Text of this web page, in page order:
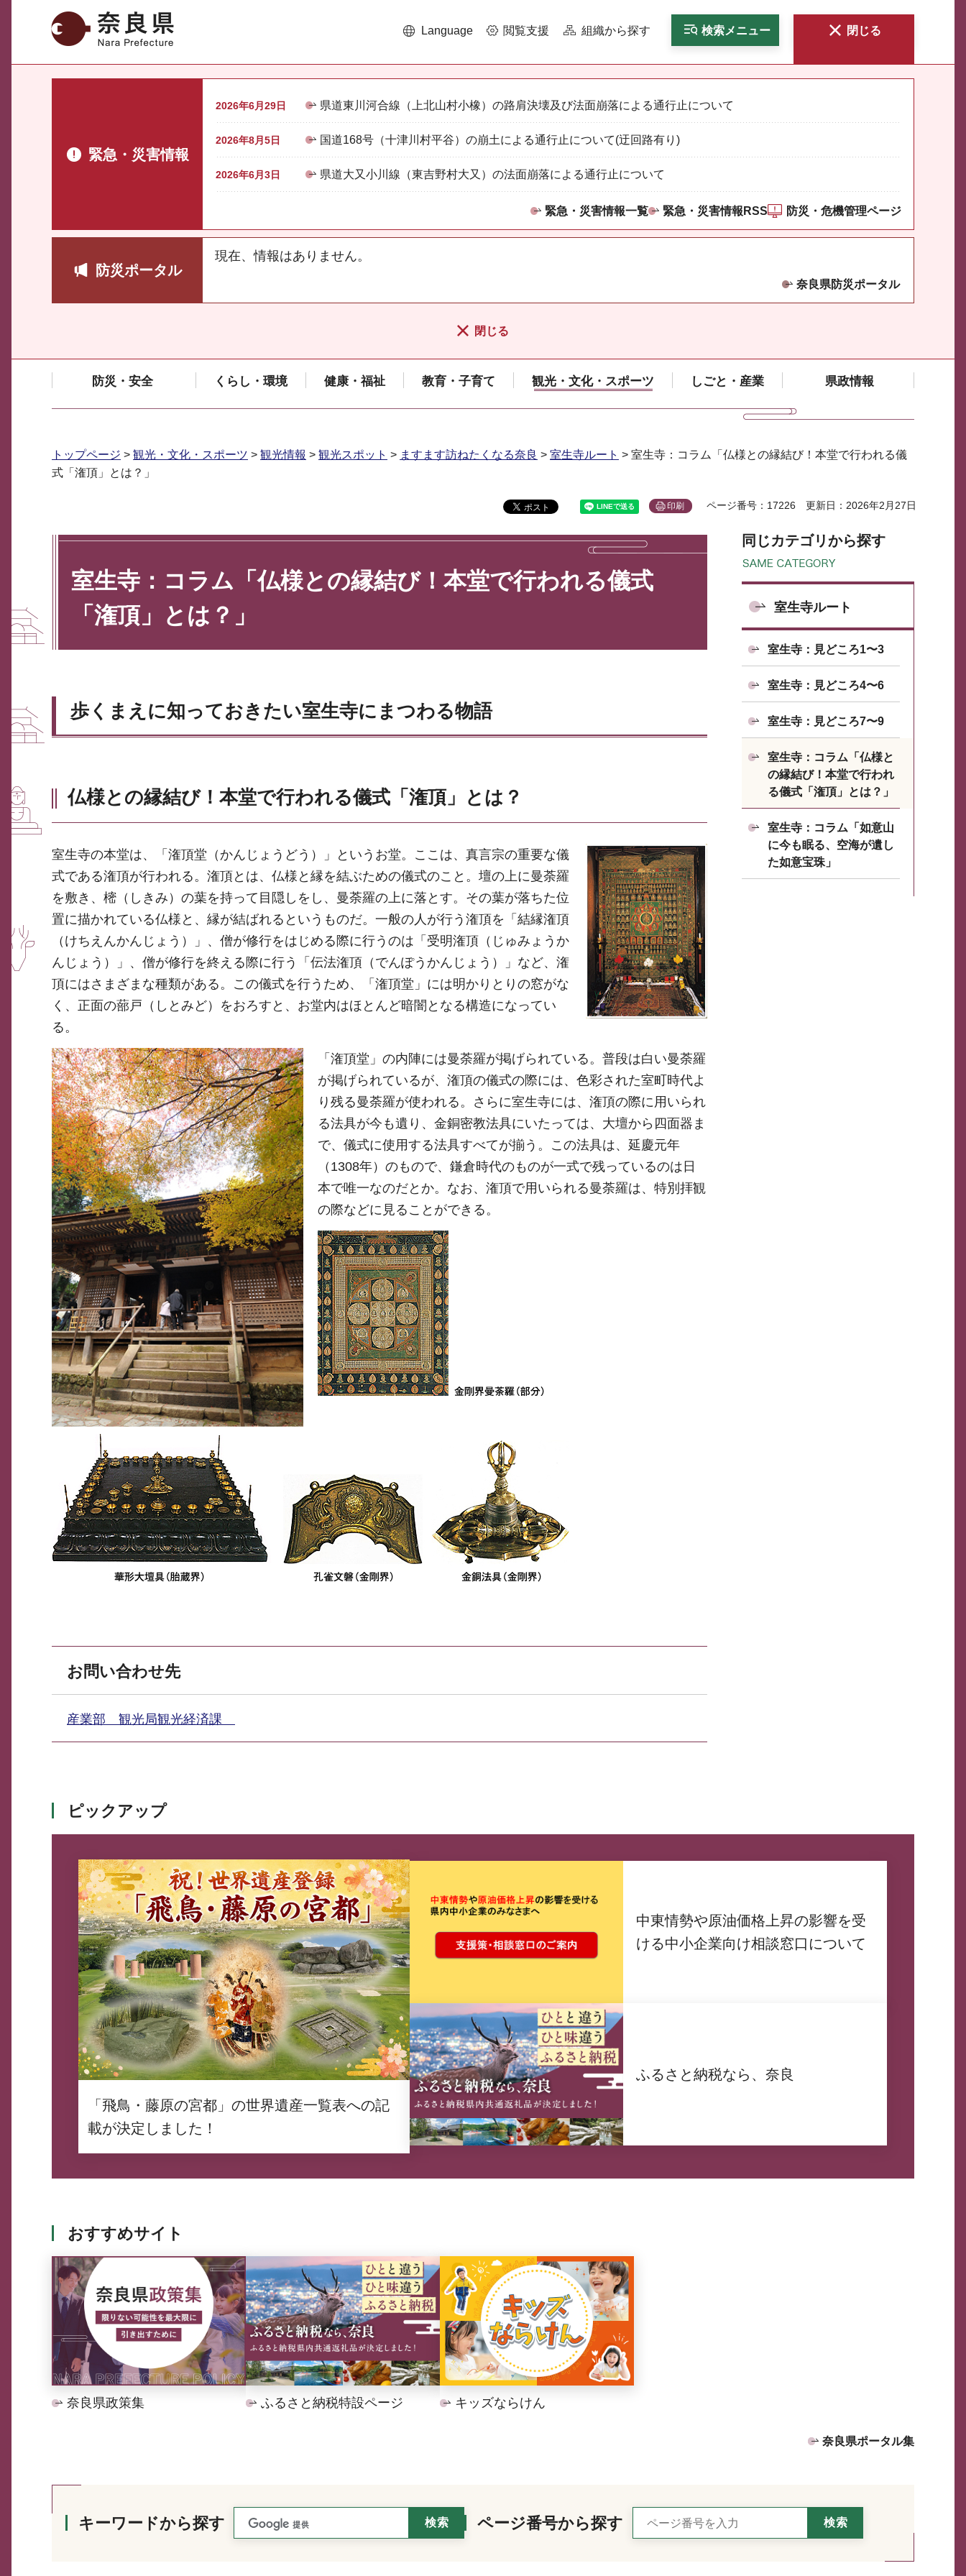
奈良県 Language 閲覧支援 組織から探す 検索メニュー 閉じる
緊急・災害情報
2026年6月29日 県道東川河合線（上北山村小橡）の路肩決壊及び法面崩落による通行止について
2026年8月5日 国道168号（十津川村平谷）の崩土による通行止について(迂回路有り)
2026年6月3日 県道大又小川線（東吉野村大又）の法面崩落による通行止について
緊急・災害情報一覧 緊急・災害情報RSS 防災・危機管理ページ
防災ポータル
現在、情報はありません。
奈良県防災ポータル
閉じる
防災・安全 くらし・環境 健康・福祉 教育・子育て 観光・文化・スポーツ しごと・産業 県政情報
トップページ > 観光・文化・スポーツ > 観光情報 > 観光スポット > ますます訪ねたくなる奈良 > 室生寺ルート > 室生寺：コラム「仏様との縁結び！本堂で行われる儀
式「潅頂」とは？」
印刷 ページ番号：17226 更新日：2026年2月27日
室生寺：コラム「仏様との縁結び！本堂で行われる儀式
「潅頂」とは？」
歩くまえに知っておきたい室生寺にまつわる物語
仏様との縁結び！本堂で行われる儀式「潅頂」とは？
室生寺の本堂は、「潅頂堂（かんじょうどう）」というお堂。ここは、真言宗の重要な儀
式である潅頂が行われる。潅頂とは、仏様と縁を結ぶための儀式のこと。壇の上に曼荼羅
を敷き、樒（しきみ）の葉を持って目隠しをし、曼荼羅の上に落とす。その葉が落ちた位
置に描かれている仏様と、縁が結ばれるというものだ。一般の人が行う潅頂を「結縁潅頂
（けちえんかんじょう）」、僧が修行をはじめる際に行うのは「受明潅頂（じゅみょうか
んじょう）」、僧が修行を終える際に行う「伝法潅頂（でんぽうかんじょう）」など、潅
頂にはさまざまな種類がある。この儀式を行うため、「潅頂堂」には明かりとりの窓がな
く、正面の蔀戸（しとみど）をおろすと、お堂内はほとんど暗闇となる構造になってい
る。
「潅頂堂」の内陣には曼荼羅が掲げられている。普段は白い曼荼羅
が掲げられているが、潅頂の儀式の際には、色彩された室町時代よ
り残る曼荼羅が使われる。さらに室生寺には、潅頂の際に用いられ
る法具が今も遺り、金銅密教法具にいたっては、大壇から四面器ま
で、儀式に使用する法具すべてが揃う。この法具は、延慶元年
（1308年）のもので、鎌倉時代のものが一式で残っているのは日
本で唯一なのだとか。なお、潅頂で用いられる曼荼羅は、特別拝観
の際などに見ることができる。
お問い合わせ先
産業部 観光局観光経済課
同じカテゴリから探す
室生寺ルート
室生寺：見どころ1〜3
室生寺：見どころ4〜6
室生寺：見どころ7〜9
室生寺：コラム「仏様と
の縁結び！本堂で行われ
る儀式「潅頂」とは？」
室生寺：コラム「如意山
に今も眠る、空海が遺し
た如意宝珠」
ピックアップ
「飛鳥・藤原の宮都」の世界遺産一覧表への記
載が決定しました！
中東情勢や原油価格上昇の影響を受
ける中小企業向け相談窓口について
ふるさと納税なら、奈良
おすすめサイト
奈良県政策集 ふるさと納税特設ページ キッズならけん
奈良県ポータル集
キーワードから探す ページ番号から探す